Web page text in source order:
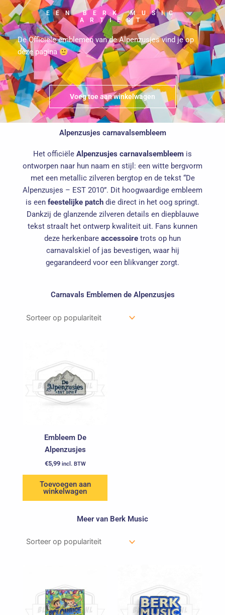
EEN BERK MUSIC
ARTIEST
De Officiële emblemen van de Alpenzusjes vind je op
deze pagina
Voeg toe aan winkelwagen
Alpenzusjes carnavalsembleem
Het officiële Alpenzusjes carnavalsembleem is
ontworpen naar hun naam en stijl: een witte bergvorm
met een metallic zilveren bergtop en de tekst “De
Alpenzusjes – EST 2010”. Dit hoogwaardige embleem
is een feestelijke patch die direct in het oog springt.
Dankzij de glanzende zilveren details en diepblauwe
tekst straalt het ontwerp kwaliteit uit. Fans kunnen
deze herkenbare accessoire trots op hun
carnavalskiel of jas bevestigen, waar hij
gegarandeerd voor een blikvanger zorgt.
Carnavals Emblemen de Alpenzusjes
Embleem De
Alpenzusjes
€5,99 incl. BTW
Toevoegen aan
winkelwagen
Meer van Berk Music